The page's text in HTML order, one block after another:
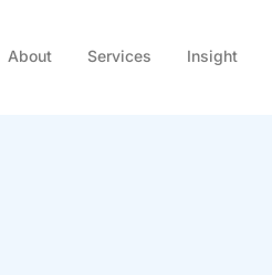
About Services Insight